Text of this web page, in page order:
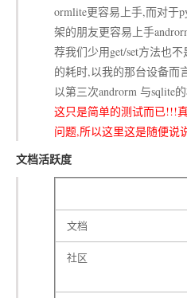
ormlite更容易上手,而对于
架的朋友更容易上手
荐我们少用get/set方法也
的耗时,以我的那台设备而
以第三次androrm 与sqlite
这只是简单的测试而已!!!
问题,所以这里这是随便说
文档活跃度
文档
社区